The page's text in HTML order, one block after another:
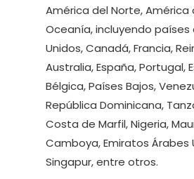
América del Norte, América
Oceanía, incluyendo
Unidos, Canadá, Francia,
Australia, España, Portugal,
Bélgica, Países Bajos,
República Dominicana,
Costa de Marfil, Nigeria,
Camboya, Emiratos Árabes
Singapur, entre otros.